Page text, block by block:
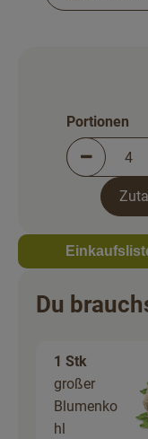
Portionen
Du
1 Stk
großer
Blumenko
hl